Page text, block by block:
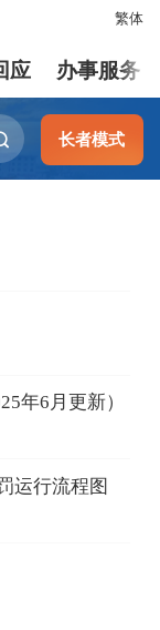
繁体
应 办事服务
长者模式
年6月更新）
运行流程图